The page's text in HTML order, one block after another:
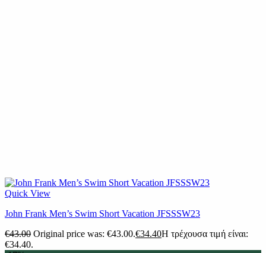
Quick View
John Frank Men’s Swim Short Vacation JFSSSW23
€43.00 Original price was: €43.00.€34.40Η τρέχουσα τιμή είναι:
€34.40.